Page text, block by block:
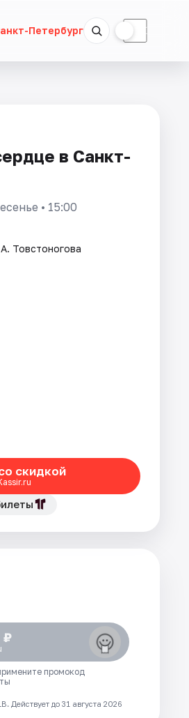
Петербург ☾
в Санкт-
• 15:00
Товстоногова
скидкой
₽
промокод
Действует до 31 августа 2026